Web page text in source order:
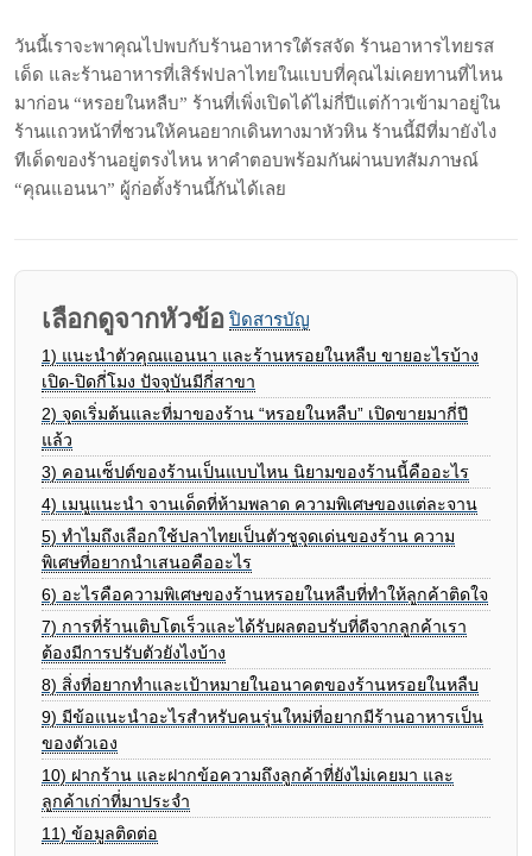
วันนี้เราจะพาคุณไปพบกับร้านอาหารใต้รสจัด ร้านอาหารไทยรส
เด็ด และร้านอาหารที่เสิร์ฟปลาไทยในแบบที่คุณไม่เคยทานที่ไหน
มาก่อน “หรอยในหลืบ” ร้านที่เพิ่งเปิดได้ไม่กี่ปีแต่ก้าวเข้ามาอยู่ใน
ร้านแถวหน้าที่ชวนให้คนอยากเดินทางมาหัวหิน ร้านนี้มีที่มายังไง
ทีเด็ดของร้านอยู่ตรงไหน หาคำตอบพร้อมกันผ่านบทสัมภาษณ์
“คุณแอนนา” ผู้ก่อตั้งร้านนี้กันได้เลย
เลือกดูจากหัวข้อ ปิดสารบัญ
1) แนะนำตัวคุณแอนนา และร้านหรอยในหลืบ ขายอะไรบ้าง
เปิด-ปิดกี่โมง ปัจจุบันมีกี่สาขา
2) จุดเริ่มต้นและที่มาของร้าน “หรอยในหลืบ” เปิดขายมากี่ปี
แล้ว
3) คอนเซ็ปต์ของร้านเป็นแบบไหน นิยามของร้านนี้คืออะไร
4) เมนูแนะนำ จานเด็ดที่ห้ามพลาด ความพิเศษของแต่ละจาน
5) ทำไมถึงเลือกใช้ปลาไทยเป็นตัวชูจุดเด่นของร้าน ความ
พิเศษที่อยากนำเสนอคืออะไร
6) อะไรคือความพิเศษของร้านหรอยในหลืบที่ทำให้ลูกค้าติดใจ
7) การที่ร้านเติบโตเร็วและได้รับผลตอบรับที่ดีจากลูกค้าเรา
ต้องมีการปรับตัวยังไงบ้าง
8) สิ่งที่อยากทำและเป้าหมายในอนาคตของร้านหรอยในหลืบ
9) มีข้อแนะนำอะไรสำหรับคนรุ่นใหม่ที่อยากมีร้านอาหารเป็น
ของตัวเอง
10) ฝากร้าน และฝากข้อความถึงลูกค้าที่ยังไม่เคยมา และ
ลูกค้าเก่าที่มาประจำ
11) ข้อมูลติดต่อ